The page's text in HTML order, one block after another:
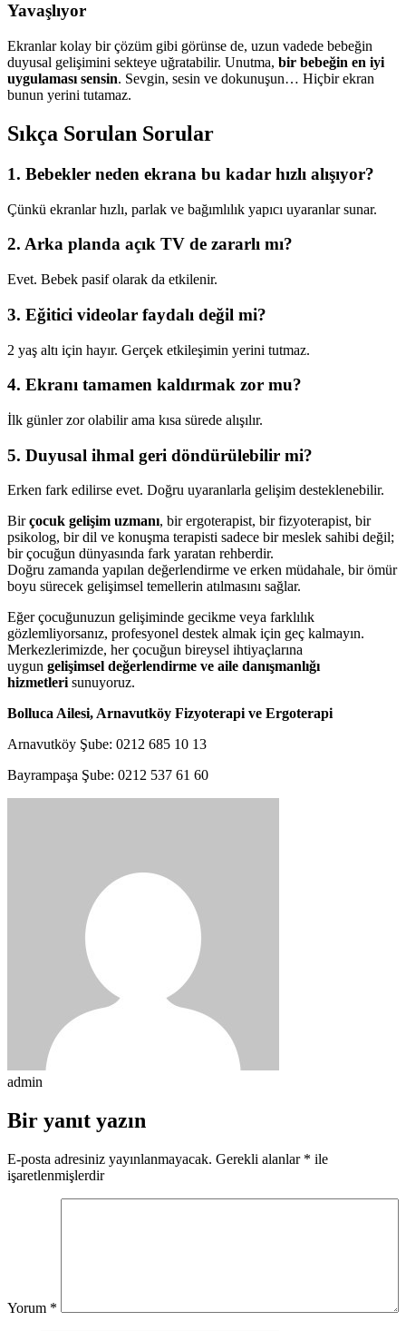
Yavaşlıyor
Ekranlar kolay bir çözüm gibi görünse de, uzun vadede bebeğin
duyusal gelişimini sekteye uğratabilir. Unutma, bir bebeğin en iyi
uygulaması sensin. Sevgin, sesin ve dokunuşun… Hiçbir ekran
bunun yerini tutamaz.
Sıkça Sorulan Sorular
1. Bebekler neden ekrana bu kadar hızlı alışıyor?
Çünkü ekranlar hızlı, parlak ve bağımlılık yapıcı uyaranlar sunar.
2. Arka planda açık TV de zararlı mı?
Evet. Bebek pasif olarak da etkilenir.
3. Eğitici videolar faydalı değil mi?
2 yaş altı için hayır. Gerçek etkileşimin yerini tutmaz.
4. Ekranı tamamen kaldırmak zor mu?
İlk günler zor olabilir ama kısa sürede alışılır.
5. Duyusal ihmal geri döndürülebilir mi?
Erken fark edilirse evet. Doğru uyaranlarla gelişim desteklenebilir.
Birçocuk gelişim uzmanı, bir ergoterapist, bir fizyoterapist, bir
psikolog, bir dil ve konuşma terapisti sadece bir meslek sahibi değil;
bir çocuğun dünyasında fark yaratan rehberdir.
Doğru zamanda yapılan değerlendirme ve erken müdahale, bir ömür
boyu sürecek gelişimsel temellerin atılmasını sağlar.
Eğer çocuğunuzun gelişiminde gecikme veya farklılık
gözlemliyorsanız, profesyonel destek almak için geç kalmayın.
Merkezlerimizde, her çocuğun bireysel ihtiyaçlarına
uygun gelişimsel değerlendirme ve aile danışmanlığı
hizmetlerisunuyoruz.
Bolluca Ailesi, Arnavutköy Fizyoterapi ve Ergoterapi
Arnavutköy Şube: 0212 685 10 13
Bayrampaşa Şube: 0212 537 61 60
admin
Bir yanıt yazın
E-posta adresiniz yayınlanmayacak. Gerekli alanlar * ile
işaretlenmişlerdir
Yorum *